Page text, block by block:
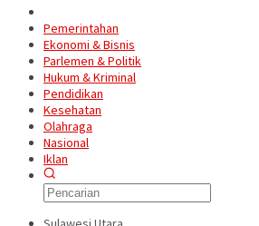
Pemerintahan
Ekonomi & Bisnis
Parlemen & Politik
Hukum & Kriminal
Pendidikan
Kesehatan
Olahraga
Nasional
Iklan